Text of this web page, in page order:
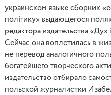
украинском языке сборник
політику» выдающегося
редактора издательства
Сейчас она воплотилась в
не перевод аналогичного
богатейшего творческого
издательство отбирало
польской журналистки